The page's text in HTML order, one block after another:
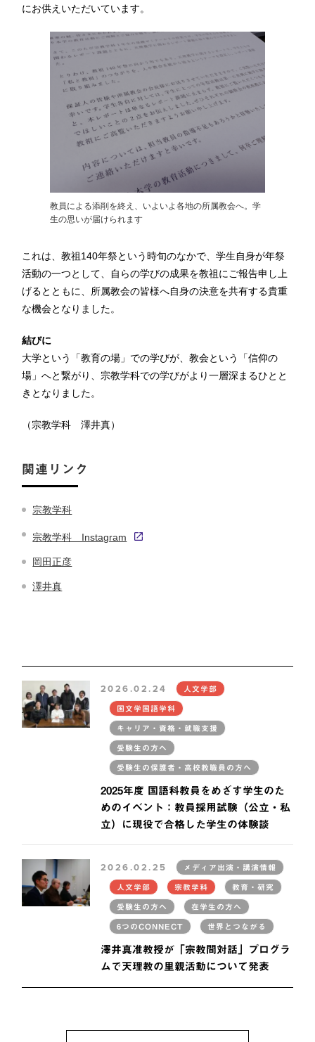
にお供えいただいています。
教員による添削を終え、いよいよ各地の所属教会へ。学
生の思いが届けられます
これは、教祖140年祭という時旬のなかで、学生自身が年祭
活動の一つとして、自らの学びの成果を教祖にご報告申し上
げるとともに、所属教会の皆様へ自身の決意を共有する貴重
な機会となりました。
結びに
大学という「教育の場」での学びが、教会という「信仰の
場」へと繋がり、宗教学科での学びがより一層深まるひとと
きとなりました。
（宗教学科 澤井真）
関連リンク
宗教学科
宗教学科 Instagram
岡田正彦
澤井真
2026.02.24 人文学部
国文学国語学科
キャリア・資格・就職支援
受験生の方へ
受験生の保護者・高校教職員の方へ
2025年度 国語科教員をめざす学生のた
めのイベント：教員採用試験（公立・私
立）に現役で合格した学生の体験談
2026.02.25 メディア出演・講演情報
人文学部 宗教学科 教育・研究
受験生の方へ 在学生の方へ
6つのCONNECT 世界とつながる
澤井真准教授が「宗教間対話」プログラ
ムで天理教の里親活動について発表